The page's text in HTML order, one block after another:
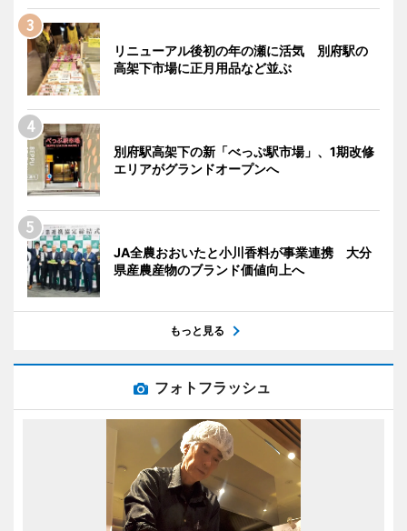
リニューアル後初の年の瀬に活気 別府駅の
高架下市場に正月用品など並ぶ
別府駅高架下の新「べっぷ駅市場」、1期改修
エリアがグランドオープンへ
JA全農おおいたと小川香料が事業連携 大分
県産農産物のブランド価値向上へ
もっと見る
フォトフラッシュ